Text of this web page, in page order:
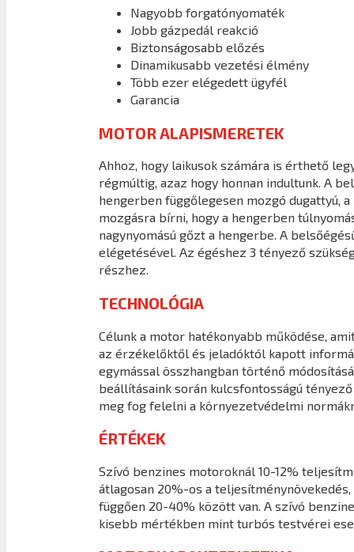
Nagyobb forgatónyomaték
Jobb gázpedál reakció
Biztonságosabb előzés
Dinamikusabb vezetési élmény
Több ezer elégedett ügyfél
Garancia
MOTOR ALAPISMERETEK
Ahhoz, hogy laikusok számára is érthető
régmúltig, azaz hogy honnan indultunk. A
hengerben függőlegesen mozgó dugattyú,
mozgásra bírni, hogy a hengerben
nagynyomású gőzt a hengerbe. A
elégetésével. Az égéshez 3 tényező
részhez.
TECHNOLÓGIA
Célunk a motor hatékonyabb működése,
az érzékelőktől és jeladóktól kapott
egymással összhangban történő
beállításaink során kulcsfontosságú
meg fog felelni a környezetvédelmi
ÉRTÉKEK
Szívó benzines motoroknál 10-12%
átlagosan 20%-os a
függően 20-40% között van. A szívó
kisebb mértékben mint turbós testvérei